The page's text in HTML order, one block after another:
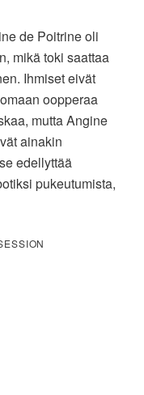
de Poitrine oli
mikä toki saattaa
Ihmiset eivät
oopperaa
mutta Angine
ainakin
edellyttää
pukeutumista,